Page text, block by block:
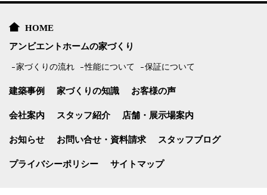
HOME
アンビエントホームの家づくり
家づくりの流れ 性能について 保証について
建築事例 家づくりの知識 お客様の声
会社案内 スタッフ紹介 店舗・展示場案内
お知らせ お問い合せ・資料請求 スタッフブログ
プライバシーポリシー サイトマップ